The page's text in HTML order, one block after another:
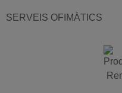
SERVEIS OFIMÀTICS